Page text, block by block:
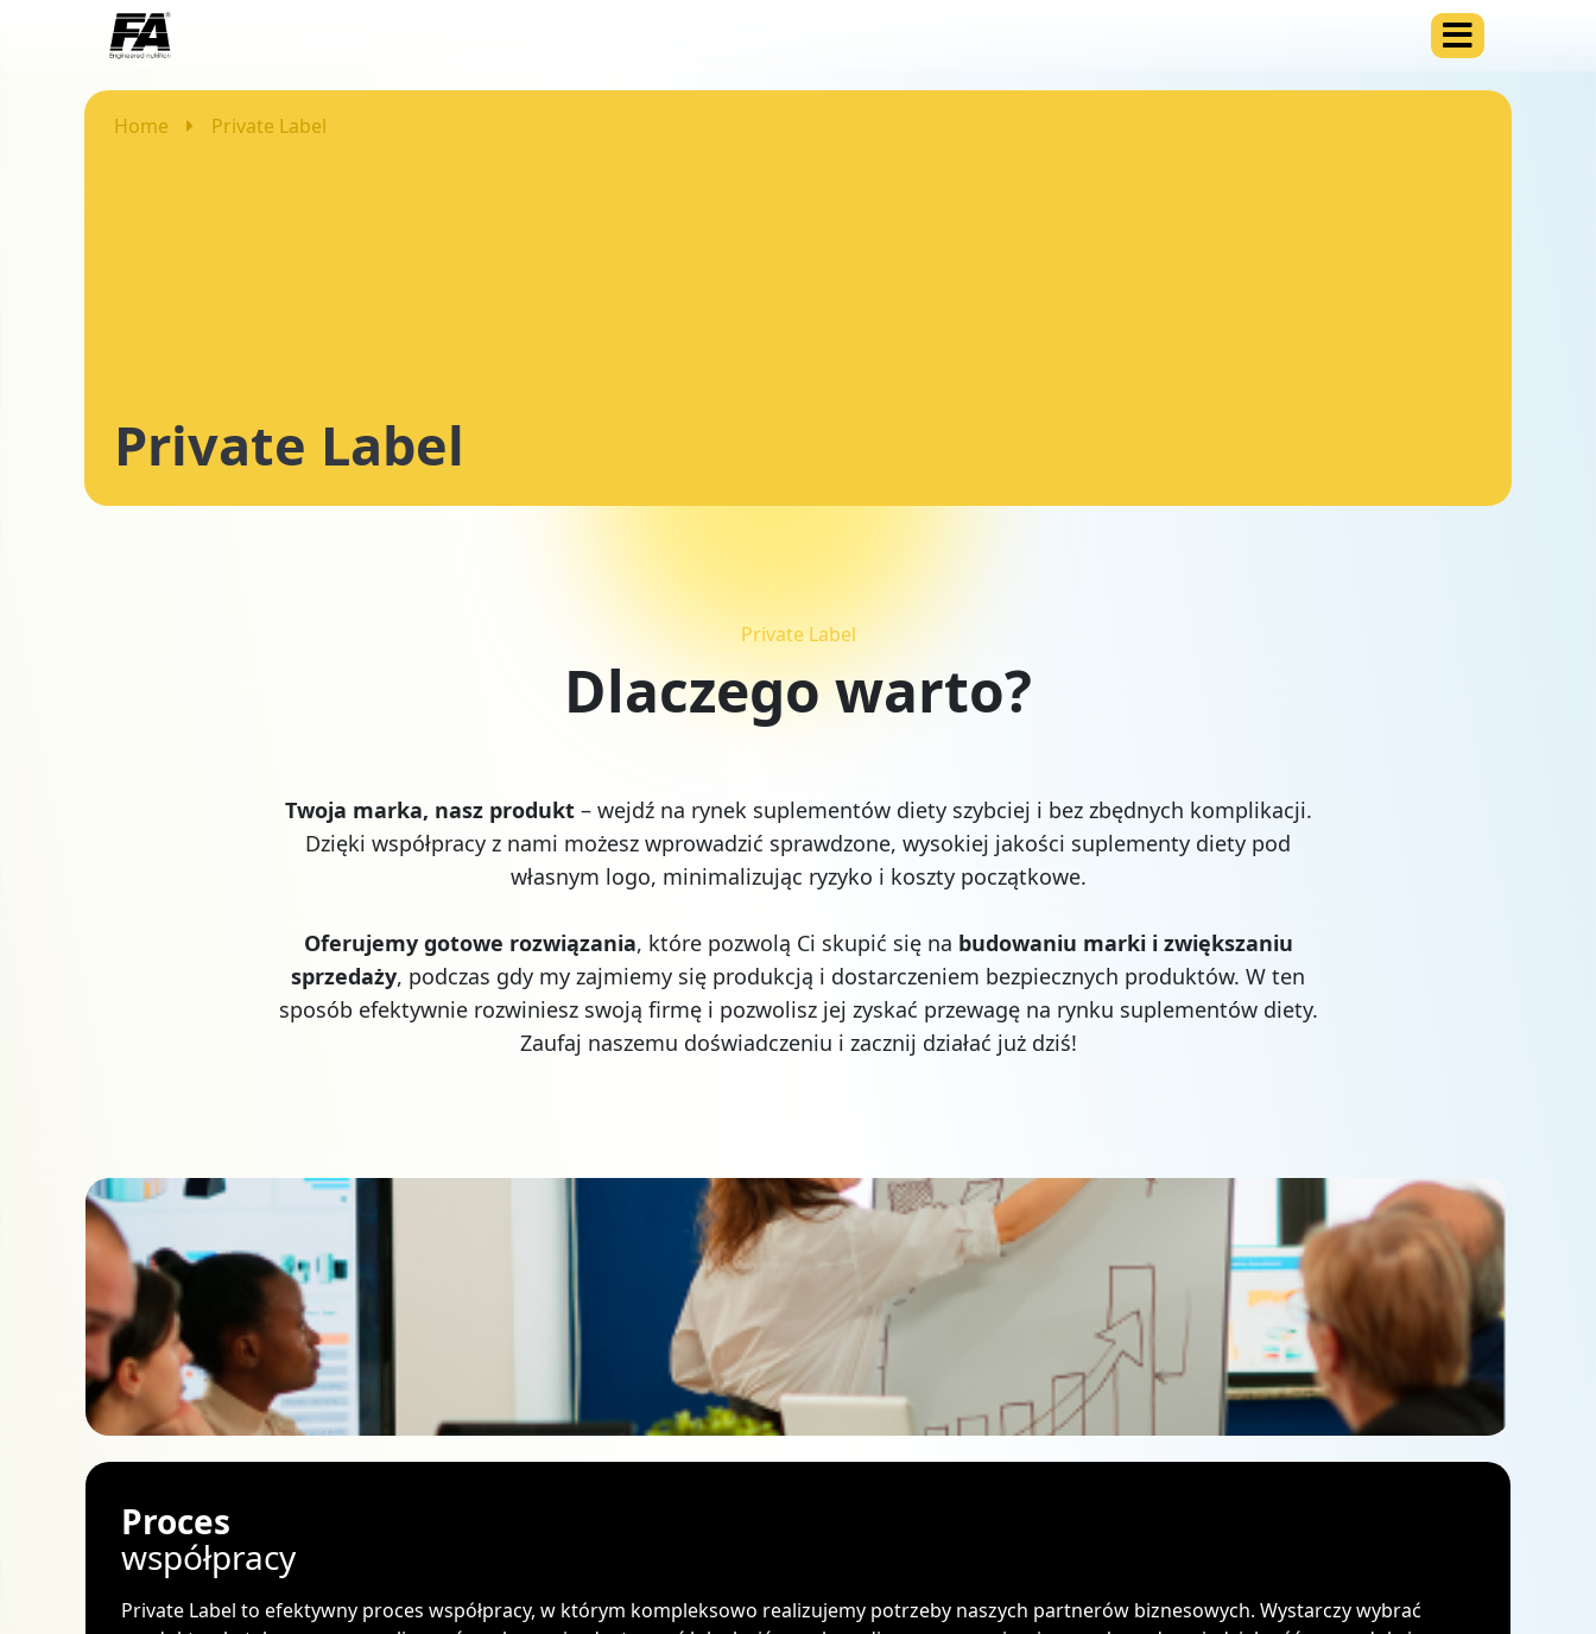
Home Private Label
Private Label
Private Label
Dlaczego warto?
Twoja marka, nasz produkt – wejdź na rynek suplementów diety szybciej i bez zbędnych komplikacji.
Dzięki współpracy z nami możesz wprowadzić sprawdzone, wysokiej jakości suplementy diety pod
własnym logo, minimalizując ryzyko i koszty początkowe.
Oferujemy gotowe rozwiązania, które pozwolą Ci skupić się na budowaniu marki i zwiększaniu
sprzedaży, podczas gdy my zajmiemy się produkcją i dostarczeniem bezpiecznych produktów. W ten
sposób efektywnie rozwiniesz swoją firmę i pozwolisz jej zyskać przewagę na rynku suplementów diety.
Zaufaj naszemu doświadczeniu i zacznij działać już dziś!
Proces
współpracy
Private Label to efektywny proces współpracy, w którym kompleksowo realizujemy potrzeby naszych partnerów biznesowych. Wystarczy wybrać